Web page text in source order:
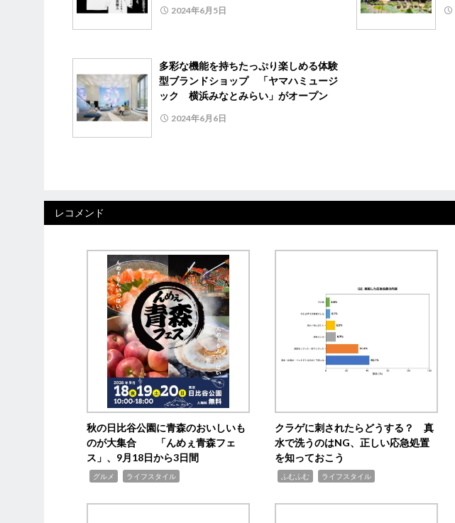
2024年6月5日
多彩な機能を持ちたっぷり楽しめる体験
型ブランドショップ 「ヤマハミュージ
ック 横浜みなとみらい」がオープン
2024年6月6日
レコメンド
秋の日比谷公園に青森のおいしいも
のが大集合 「んめぇ青森フェ
ス」、9月18日から3日間
グルメ ライフスタイル
クラゲに刺されたらどうする？ 真
水で洗うのはNG、正しい応急処置
を知っておこう
ふむふむ ライフスタイル